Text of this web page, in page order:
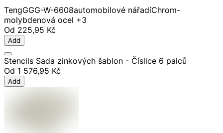
TengGGG-W-6608automobilové nářadíChrom-
molybdenová ocel +3
Od 225,95 Kč
Add
Stencils Sada zinkových šablon - Číslice 6 palců
Od 1 576,95 Kč
Add